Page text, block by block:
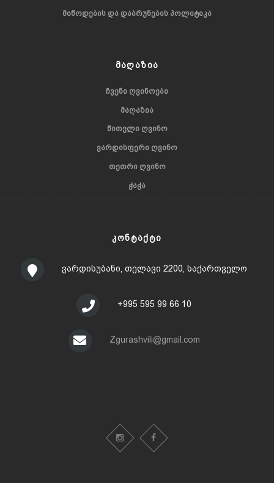
ᲛᲘᲬᲝᲓᲔᲑᲘᲡ ᲓᲐ ᲓᲐᲑᲠᲣᲜᲔᲑᲘᲡ ᲞᲝᲚᲘᲢᲘᲙᲐ
ᲛᲐᲦᲐᲖᲘᲐ
ᲩᲕᲔᲜᲘ ᲦᲕᲘᲜᲝᲔᲑᲘ
ᲛᲐᲦᲐᲖᲘᲐ
ᲬᲘᲗᲔᲚᲘ ᲦᲕᲘᲜᲝ
ᲕᲐᲠᲓᲘᲡᲤᲔᲠᲘ ᲦᲕᲘᲜᲝ
ᲗᲔᲗᲠᲘ ᲦᲕᲘᲜᲝ
ᲭᲐᲭᲐ
ᲙᲝᲜᲢᲐᲥᲢᲘ
ვარდისუბანი, თელავი 2200, საქართველო
+995 595 99 66 10
Zgurashvili@gmail.com